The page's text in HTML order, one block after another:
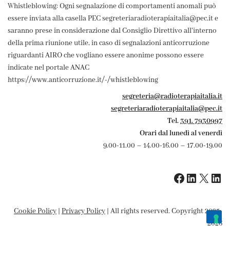
Whistleblowing: Ogni segnalazione di comportamenti anomali può
essere inviata alla casella PEC segreteriaradioterapiaitalia@pec.it e
saranno prese in considerazione dal Consiglio Direttivo all'interno
della prima riunione utile, in caso di segnalazioni anticorruzione
riguardanti AIRO che vogliano essere anonime possono essere
indicate nel portale ANAC
https://www.anticorruzione.it/-/whistleblowing
segreteria@radioterapiaitalia.it
segreteriaradioterapiaitalia@pec.it
Tel.391. 7930997
Orari dal lunedì al venerdì
9.00-11.00 – 14.00-16.00 – 17.00-19.00
Cookie Policy | Privacy Policy | All rights reserved. Copyright 2025-
2026